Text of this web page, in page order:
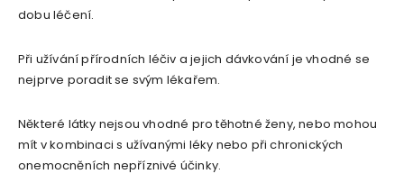
dobu léčení.
Při užívání přírodních léčiv a jejich dávkování je vhodné se
nejprve poradit se svým lékařem.
Některé látky nejsou vhodné pro těhotné ženy, nebo mohou
mít v kombinaci s užívanými léky nebo při chronických
onemocněních nepříznivé účinky.